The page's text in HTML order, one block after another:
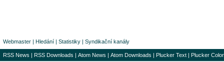
Webmaster | Hledání | Statistiky | Syndikační kanály
RSS News | RSS Downloads | Atom News | Atom Downloads | Plucker Text | Plucker Color